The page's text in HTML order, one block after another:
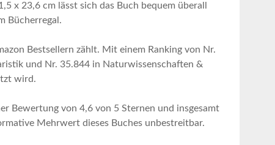
x 23,6 cm lässt sich das Buch bequem‌ überall
Bücherregal.
Bestsellern zählt. Mit ‌einem Ranking von Nr.
‌und Nr. 35.844 in ⁤Naturwissenschaften &⁣
wird.
Bewertung von 4,6 von 5‍ Sternen‍ und​ insgesamt
Mehrwert dieses ‍Buches⁢ unbestreitbar.